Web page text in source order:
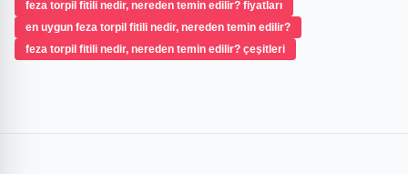
feza torpil fitili nedir, nereden temin edilir? fiyatları
en uygun feza torpil fitili nedir, nereden temin edilir?
feza torpil fitili nedir, nereden temin edilir? çeşitleri